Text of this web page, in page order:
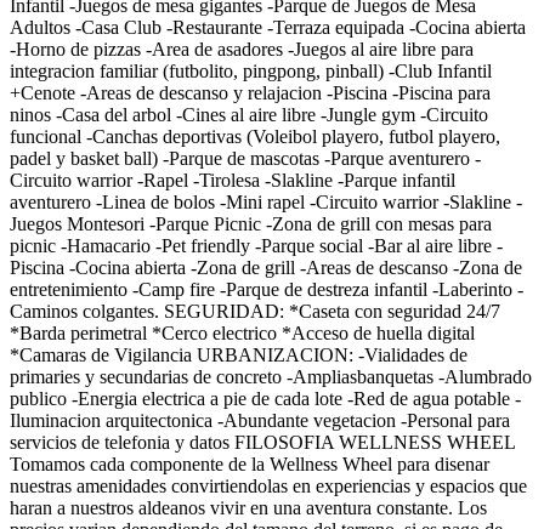
Infantil -Juegos de mesa gigantes -Parque de Juegos de Mesa
Adultos -Casa Club -Restaurante -Terraza equipada -Cocina abierta
-Horno de pizzas -Area de asadores -Juegos al aire libre para
integracion familiar (futbolito, pingpong, pinball) -Club Infantil
+Cenote -Areas de descanso y relajacion -Piscina -Piscina para
ninos -Casa del arbol -Cines al aire libre -Jungle gym -Circuito
funcional -Canchas deportivas (Voleibol playero, futbol playero,
padel y basket ball) -Parque de mascotas -Parque aventurero -
Circuito warrior -Rapel -Tirolesa -Slakline -Parque infantil
aventurero -Linea de bolos -Mini rapel -Circuito warrior -Slakline -
Juegos Montesori -Parque Picnic -Zona de grill con mesas para
picnic -Hamacario -Pet friendly -Parque social -Bar al aire libre -
Piscina -Cocina abierta -Zona de grill -Areas de descanso -Zona de
entretenimiento -Camp fire -Parque de destreza infantil -Laberinto -
Caminos colgantes. SEGURIDAD: *Caseta con seguridad 24/7
*Barda perimetral *Cerco electrico *Acceso de huella digital
*Camaras de Vigilancia URBANIZACION: -Vialidades de
primaries y secundarias de concreto -Ampliasbanquetas -Alumbrado
publico -Energia electrica a pie de cada lote -Red de agua potable -
Iluminacion arquitectonica -Abundante vegetacion -Personal para
servicios de telefonia y datos FILOSOFIA WELLNESS WHEEL
Tomamos cada componente de la Wellness Wheel para disenar
nuestras amenidades convirtiendolas en experiencias y espacios que
haran a nuestros aldeanos vivir en una aventura constante. Los